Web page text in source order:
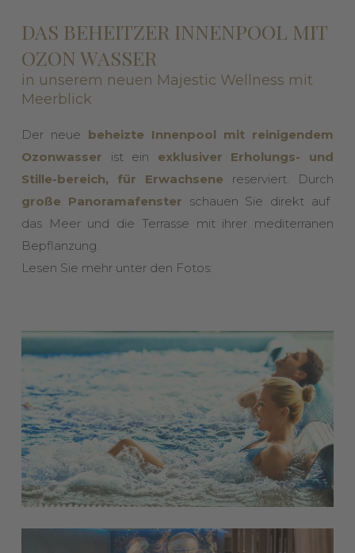
DAS BEHEITZER INNENPOOL MIT
OZON WASSER
in unserem neuen Majestic Wellness mit
Meerblick
Der neue beheizte Innenpool mit reinigendem
Ozonwasser ist ein exklusiver Erholungs- und
Stille-bereich, für Erwachsene reserviert. Durch
große Panoramafenster schauen Sie direkt auf
das Meer und die Terrasse mit ihrer mediterranen
Bepflanzung.
Lesen Sie mehr unter den Fotos: